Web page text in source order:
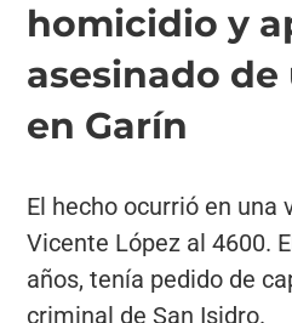
homicidio y
asesinado de
en Garín
El hecho ocurrió en una
Vicente López al 4600.
años, tenía pedido de
criminal de San Isidro.